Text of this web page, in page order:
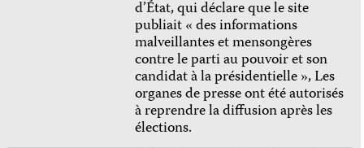
d’État, qui déclare que le site
publiait « des informations
malveillantes et mensongères
contre le parti au pouvoir et son
candidat à la présidentielle », Les
organes de presse ont été autorisés
à reprendre la diffusion après les
élections.